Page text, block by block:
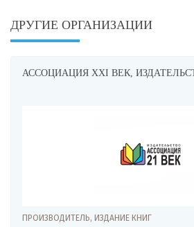
ДРУГИЕ ОРГАНИЗАЦИИ
АССОЦИАЦИЯ XXI ВЕК,
ПРОИЗВОДИТЕЛЬ, ИЗДАНИЕ КНИГ